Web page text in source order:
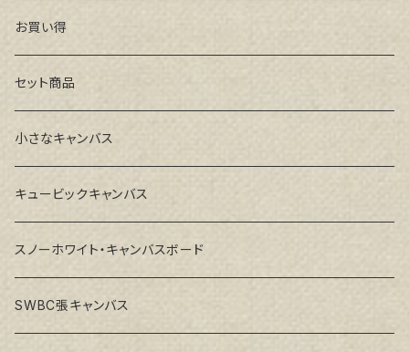
お買い得
セット商品
小さなキャンバス
キュービックキャンバス
スノーホワイト・キャンバスボード
SWBC張キャンバス